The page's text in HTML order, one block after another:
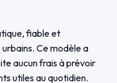
fiable et
Ce modèle a
aucun frais à prévoir
utiles au quotidien.